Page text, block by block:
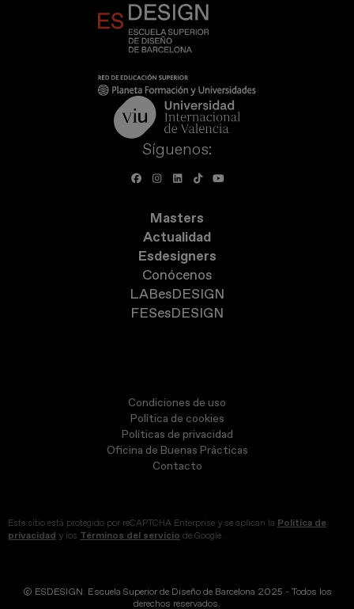
Síguenos:
Masters
Actualidad
Esdesigners
Conócenos
LABesDESIGN
FESesDESIGN
Condiciones de uso
Política de cookies
Políticas de privacidad
Oficina de Buenas Prácticas
Contacto
Este sitio está protegido por reCAPTCHA Enterprise y se aplican la Política de
privacidad y los Términos del servicio de Google.
© ESDESIGN. Escuela Superior de Diseño de Barcelona 2025 - Todos los
derechos reservados.